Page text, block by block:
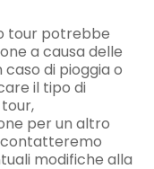
tour potrebbe
a causa delle
di pioggia o
il tipo di
per un altro
contatteremo
modifiche alla